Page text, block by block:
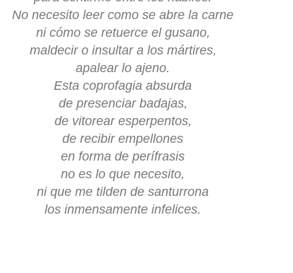
No necesito leer como se abre la carne
ni cómo se retuerce el gusano,
maldecir o insultar a los mártires,
apalear lo ajeno.
Esta coprofagia absurda
de presenciar badajas,
de vitorear esperpentos,
de recibir empellones
en forma de perífrasis
no es lo que necesito,
ni que me tilden de santurrona
los inmensamente infelices.